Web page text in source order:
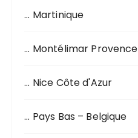
… Martinique
… Montélimar Provence
… Nice Côte d'Azur
… Pays Bas – Belgique